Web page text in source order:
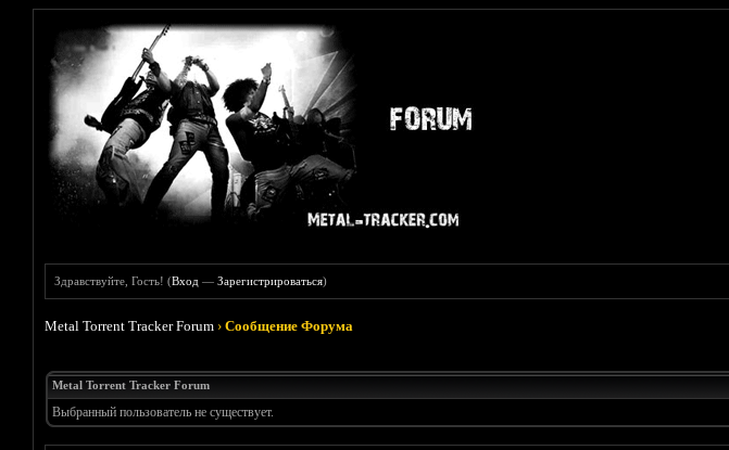
Здравствуйте, Гость! (Вход —Зарегистрироваться)
Metal Torrent Tracker Forum ›Сообщение Форума
Metal Torrent Tracker Forum
Выбранный пользователь не существует.